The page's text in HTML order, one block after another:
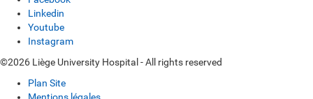
Linkedin
Youtube
Instagram
©2026 Liège University Hospital - All rights reserved
Plan Site